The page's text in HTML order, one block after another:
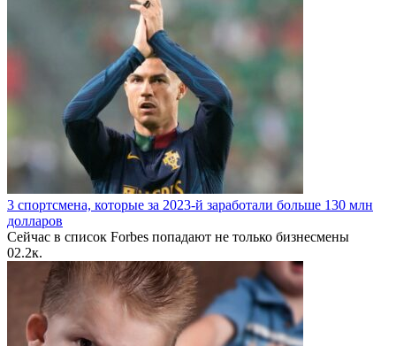
3 спортсмена, которые за 2023-й заработали больше 130 млн
долларов
Сейчас в список Forbes попадают не только бизнесмены
02.2к.